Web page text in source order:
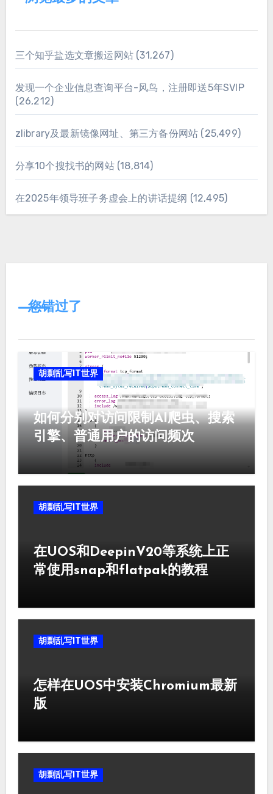
三个知乎盐选文章搬运网站 (31,267)
发现一个企业信息查询平台-风鸟，注册即送5年SVIP
(26,212)
zlibrary及最新镜像网址、第三方备份网站 (25,499)
分享10个搜找书的网站 (18,814)
在2025年领导班子务虚会上的讲话提纲 (12,495)
您错过了
胡剽乱写IT世界
如何分别对访问限制AI爬虫、搜索
引擎、普通用户的访问频次
胡剽乱写IT世界
在UOS和DeepinV20等系统上正
常使用snap和flatpak的教程
胡剽乱写IT世界
怎样在UOS中安装Chromium最新
版
胡剽乱写IT世界